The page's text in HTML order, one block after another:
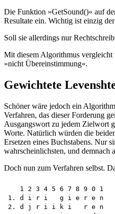
Die Funktion »GetSound()« auf
Resultate ein. Wichtig ist einzig
Soll sie allerdings nur
Mit diesem Algorithmus vergleicht
»nicht Übereinstimmung«.
Gewichtete
Schöner wäre jedoch ein
Verfahren, das dieser Forderung
Ausgangswort zu jedem Zielwort
Worte. Natürlich würden die
Ersetzen eines Buchstabens. Nur
wahrscheinlichsten, und demnach
Doch nun zum Verfahren selbst.
   1 2 3 4 5 6 7 8 9 0 1
1. d i r i   g i e r e n
2. d j r i i k i   r e n